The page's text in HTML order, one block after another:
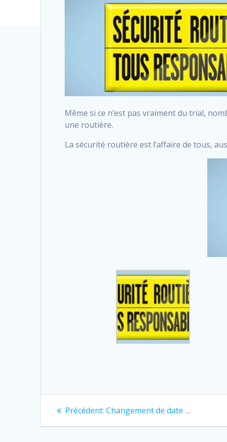
Même si ce n’est pas vraiment du trial,
une routière.
La sécurité routière est l’affaire de tous,
Navigation
de
Précédent: Previous
Changement de date …